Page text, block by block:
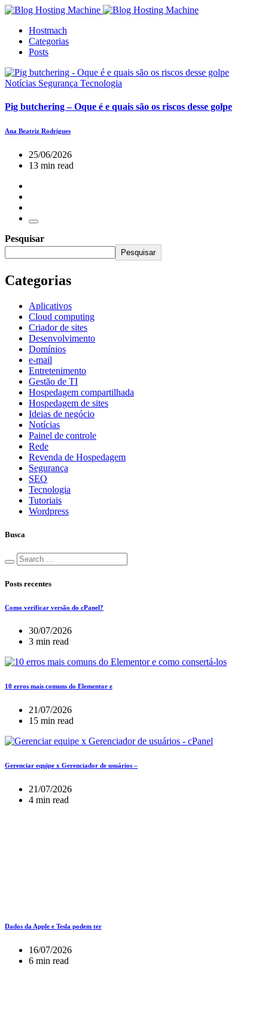
Hostmach
Categorias
Posts
Notícias Segurança Tecnologia
Pig butchering – Oque é e quais são os riscos desse golpe
Ana Beatriz Rodrigues
25/06/2026
13 min read
Pesquisar
Pesquisar
Categorias
Aplicativos
Cloud computing
Criador de sites
Desenvolvimento
Domínios
e-mail
Entretenimento
Gestão de TI
Hospedagem compartilhada
Hospedagem de sites
Ideias de negócio
Notícias
Painel de controle
Rede
Revenda de Hospedagem
Segurança
SEO
Tecnologia
Tutoriais
Wordpress
Busca
Posts recentes
Como verificar versão do cPanel?
30/07/2026
3 min read
10 erros mais comuns do Elementor e
21/07/2026
15 min read
Gerenciar equipe x Gerenciador de usuários –
21/07/2026
4 min read
Dados da Apple e Tesla podem ter
16/07/2026
6 min read